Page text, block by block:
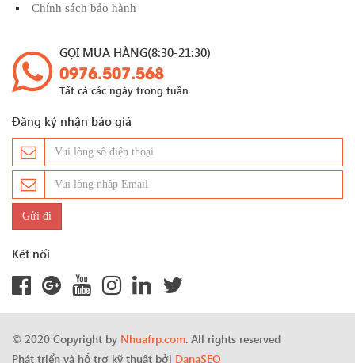
Chính sách bảo hành
GỌI MUA HÀNG(8:30-21:30)
0976.507.568
Tất cả các ngày trong tuần
Đăng ký nhận báo giá
Kết nối
© 2020 Copyright by Nhuafrp.com. All rights reserved
Phát triển và hỗ trợ kỹ thuật bởi DanaSEO